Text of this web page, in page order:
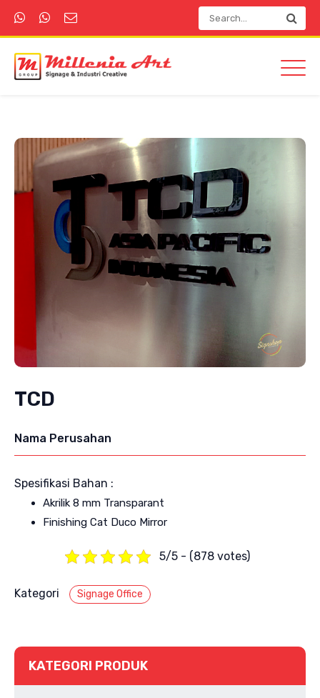
TCD
Nama Perusahan
Spesifikasi Bahan :
Akrilik 8 mm Transparant
Finishing Cat Duco Mirror
5/5 - (878 votes)
Kategori Signage Office
KATEGORI PRODUK